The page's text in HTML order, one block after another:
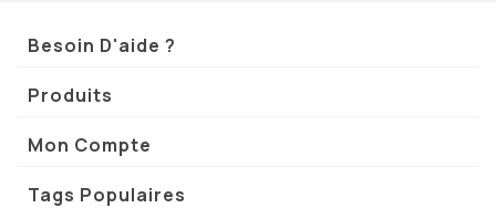
Besoin D'aide ?
Produits
Mon Compte
Tags Populaires